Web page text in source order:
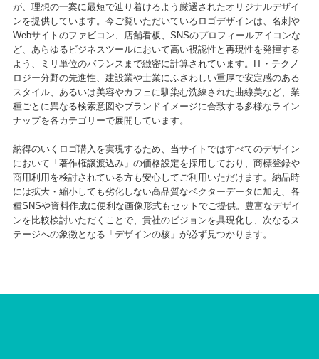
が、理想の一案に最短で辿り着けるよう厳選されたオリジナルデザイ
ンを提供しています。今ご覧いただいているロゴデザインは、名刺や
Webサイトのファビコン、店舗看板、SNSのプロフィールアイコンな
ど、あらゆるビジネスツールにおいて高い視認性と再現性を発揮する
よう、ミリ単位のバランスまで緻密に計算されています。IT・テクノ
ロジー分野の先進性、建設業や士業にふさわしい重厚で安定感のある
スタイル、あるいは美容やカフェに馴染む洗練された曲線美など、業
種ごとに異なる検索意図やブランドイメージに合致する多様なライン
ナップを各カテゴリーで展開しています。
納得のいくロゴ購入を実現するため、当サイトではすべてのデザイン
において「著作権譲渡込み」の価格設定を採用しており、商標登録や
商用利用を検討されている方も安心してご利用いただけます。納品時
には拡大・縮小しても劣化しない高品質なベクターデータに加え、各
種SNSや資料作成に便利な画像形式もセットでご提供。豊富なデザイ
ンを比較検討いただくことで、貴社のビジョンを具現化し、次なるス
テージへの象徴となる「デザインの核」が必ず見つかります。